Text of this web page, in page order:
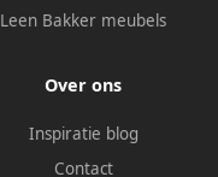
Leen Bakker meubels
Over ons
Inspiratie blog
Contact